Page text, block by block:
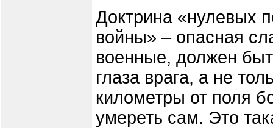
Доктрина «нулевых
войны» – опасная
военные, должен
глаза врага, а не
километры от поля
умереть сам. Это